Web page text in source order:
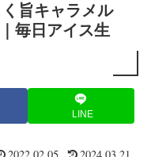
旨キャラメル
毎日アイス生
LINE